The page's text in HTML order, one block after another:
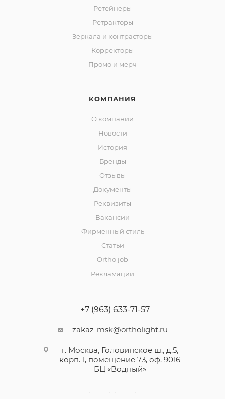
Ретейнеры
Ретракторы
Зеркала и контраcторы
Корректоры
Промо и мерч
КОМПАНИЯ
О компании
Новости
История
Бренды
Отзывы
Документы
Реквизиты
Вакансии
Фирменный стиль
Статьи
Ortho job
Рекламации
+7 (963) 633-71-57
zakaz-msk@ortholight.ru
г. Москва, Головинское ш., д.5,
корп. 1, помещение 73, оф. 9016
БЦ «Водный»